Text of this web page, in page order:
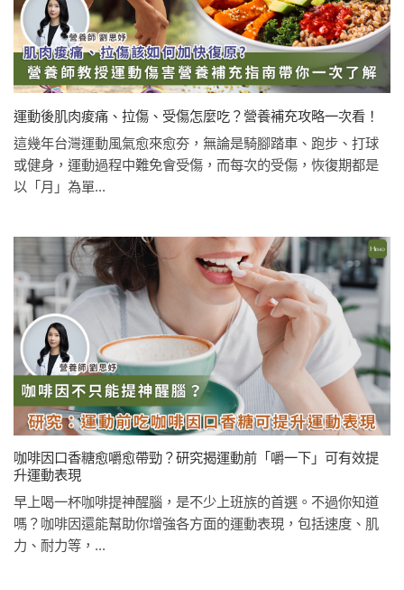
運動後肌肉痠痛、拉傷、受傷怎麼吃？營養補充攻略一次看！
這幾年台灣運動風氣愈來愈夯，無論是騎腳踏車、跑步、打球
或健身，運動過程中難免會受傷，而每次的受傷，恢復期都是
以「月」為單...
咖啡因口香糖愈嚼愈帶勁？研究揭運動前「嚼一下」可有效提
升運動表現
早上喝一杯咖啡提神醒腦，是不少上班族的首選。不過你知道
嗎？咖啡因還能幫助你增強各方面的運動表現，包括速度、肌
力、耐力等，...